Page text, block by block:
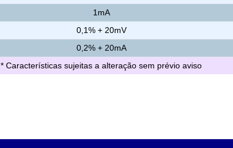
1mA
0,1% + 20mV
0,2% + 20mA
* Características sujeitas a alteração sem prévio aviso